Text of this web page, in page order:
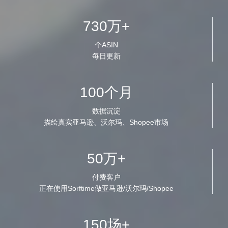
730万+
个ASIN
每日更新
100个月
数据沉淀
描绘真实亚马逊、沃尔玛、Shopee市场
50万+
付费客户
正在使用Sorftime做亚马逊/沃尔玛/Shopee